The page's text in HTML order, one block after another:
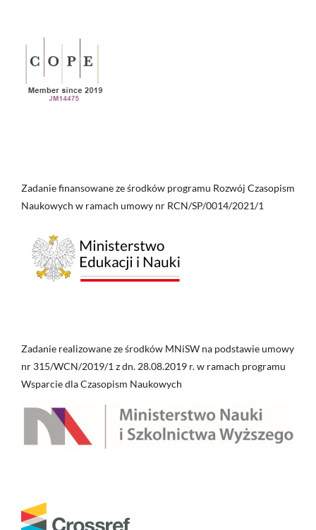
Zadanie finansowane ze środków programu Rozwój Czasopism
Naukowych w ramach umowy nr RCN/SP/0014/2021/1
Zadanie realizowane ze środków MNiSW na podstawie umowy
nr 315/WCN/2019/1 z dn. 28.08.2019 r. w ramach programu
Wsparcie dla Czasopism Naukowych